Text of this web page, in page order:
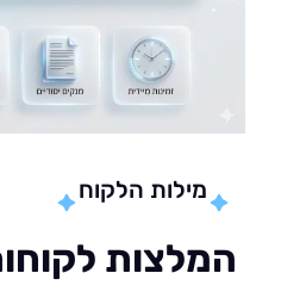
מילות הלקוח
לקוחות